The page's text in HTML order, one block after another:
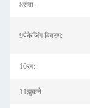
8सेवा:
9पैकेजिंग विवरण:
10रंग:
11झुकने: